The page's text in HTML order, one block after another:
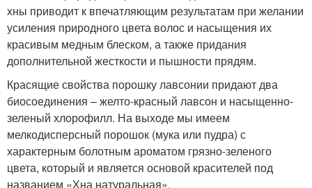
хны приводит к впечатляющим результатам при желании
усиления природного цвета волос и насыщения их
красивым медным блеском, а также придания
дополнительной жесткости и пышности прядям.
Красящие свойства порошку лавсонии придают два
биосоединения – желто-красный лавсон и насыщенно-
зеленый хлорофилл. На выходе мы имеем
мелкодисперсный порошок (мука или пудра) с
характерным болотным ароматом грязно-зеленого
цвета, который и является основой красителей под
названием «Хна натуральная».